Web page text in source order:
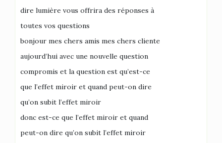
dire lumière vous offrira des réponses à
toutes vos questions
bonjour mes chers amis mes chers cliente
aujourd’hui avec une nouvelle question
compromis et la question est qu’est-ce
que l’effet miroir et quand peut-on dire
qu’on subit l’effet miroir
donc est-ce que l’effet miroir et quand
peut-on dire qu’on subit l’effet miroir